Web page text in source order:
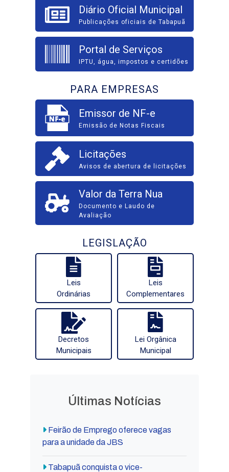
Diário Oficial Municipal
Publicações oficiais de Tabapuã
Portal de Serviços
IPTU, água, impostos e certidões
PARA EMPRESAS
Emissor de NF-e
Emissão de Notas Fiscais
Licitações
Avisos de abertura de licitações
Valor da Terra Nua
Documento e Laudo de
Avaliação
LEGISLAÇÃO
Leis
Ordinárias
Leis
Complementares
Decretos
Municipais
Lei Orgânica
Municipal
Últimas Notícias
Feirão de Emprego oferece vagas
para a unidade da JBS
Tabapuã conquista o vice-